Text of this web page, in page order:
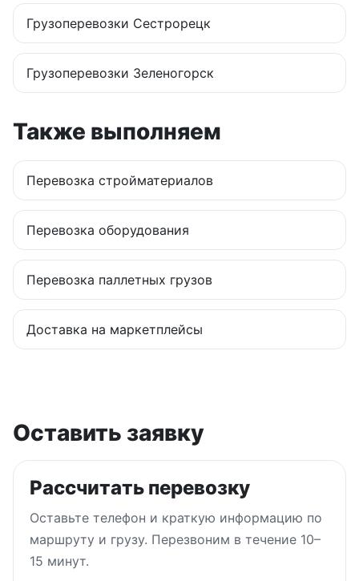
Грузоперевозки Сестрорецк
Грузоперевозки Зеленогорск
Также выполняем
Перевозка стройматериалов
Перевозка оборудования
Перевозка паллетных грузов
Доставка на маркетплейсы
Оставить заявку
Рассчитать перевозку
Оставьте телефон и краткую информацию по
маршруту и грузу. Перезвоним в течение 10–
15 минут.